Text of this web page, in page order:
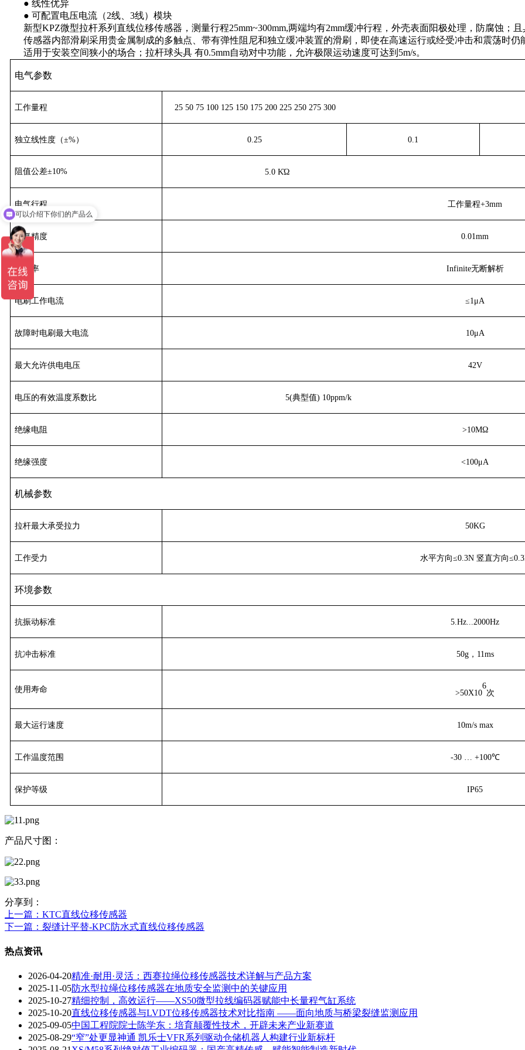
● 线性优异
● 可配置电压电流（2线、3线）模块
新型KPZ微型拉杆系列直线位移传感器，测量行程25mm~300mm,两端均有2mm缓冲行程，外壳表面阳极处理，防腐蚀；
传感器内部滑刷采用贵金属制成的多触点、带有弹性阻尼和独立缓冲装置的滑刷，即使在高速运行或经受冲击和震荡时仍
适用于安装空间狭小的场合；拉杆球头具 有0.5mm自动对中功能，允许极限运动速度可达到5m/s。
电气参数
工作量程 25 50 75 100 125 150 175 200 225 250 275 300
独立线性度（±%） 0.25 0.1
阻值公差±10% 5.0 KΏ
电气行程 工作量程+3mm
重复精度 0.01mm
分辨率 Infinite无断解析
电刷工作电流 ≤1 μA
故障时电刷最大电流 10μA
最大允许供电电压 42V
电压的有效温度系数比 5(典型值) 10ppm/k
绝缘电阻 >10MΩ
绝缘强度 <100μA
机械参数
拉杆最大承受拉力 50KG
工作受力 水平方向≤0.3N 竖直方向
环境参数
抗振动标准 5.Hz...2000Hz
抗冲击标准 50g，11ms
使用寿命 >50X10
6
次
最大运行速度 10m/s max
工作温度范围 -30 +100℃
保护等级 IP65
产品尺寸图：
分享到：
上一篇 ：KTC直线位移传感器
下一篇 ：裂缝计平替-KPC防水式直线位移传感器
热点资讯
2026-04-20精准·耐用·灵活：西赛拉绳位移传感器技术详解与产品方案
2025-11-05防水型拉绳位移传感器在地质安全监测中的关键应用
2025-10-27精细控制，高效运行——XS50微型拉线编码器赋能中长量程气缸系统
2025-10-20直线位移传感器与LVDT位移传感器技术对比指南 ——面向地质与桥梁裂缝监测应用
2025-09-05中国工程院院士陈学东：培育颠覆性技术，开辟未来产业新赛道
2025-08-29“窄”处更显神通 凯乐士VFR系列驱动仓储机器人构建行业新标杆
你们是怎么收费的呢